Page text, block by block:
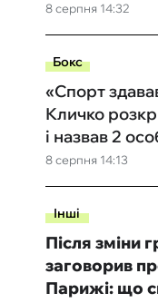
8 серпня 14:32
Бокс
8 серпня 14:13
«Спорт
Кличко
і назвав 2
Інші
Після зміни
заговорив
Парижі: що